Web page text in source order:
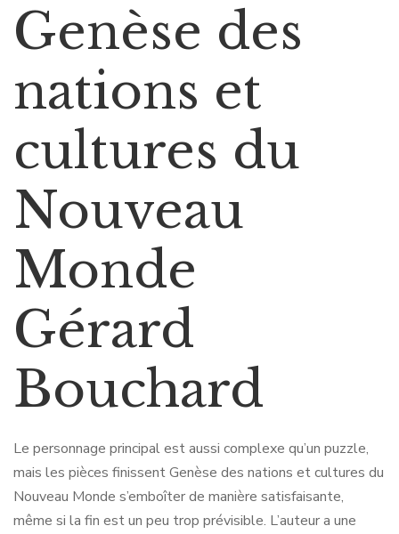
Genèse des
nations et
cultures du
Nouveau
Monde
Gérard
Bouchard
Le personnage principal est aussi complexe qu’un puzzle,
mais les pièces finissent Genèse des nations et cultures du
Nouveau Monde s’emboîter de manière satisfaisante,
même si la fin est un peu trop prévisible. L’auteur a une